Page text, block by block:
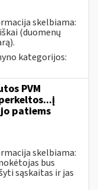
skelbiama:
(duomenų
kategorijos:
PVM
patiems
skelbiama:
bus
sąskaitas ir jas